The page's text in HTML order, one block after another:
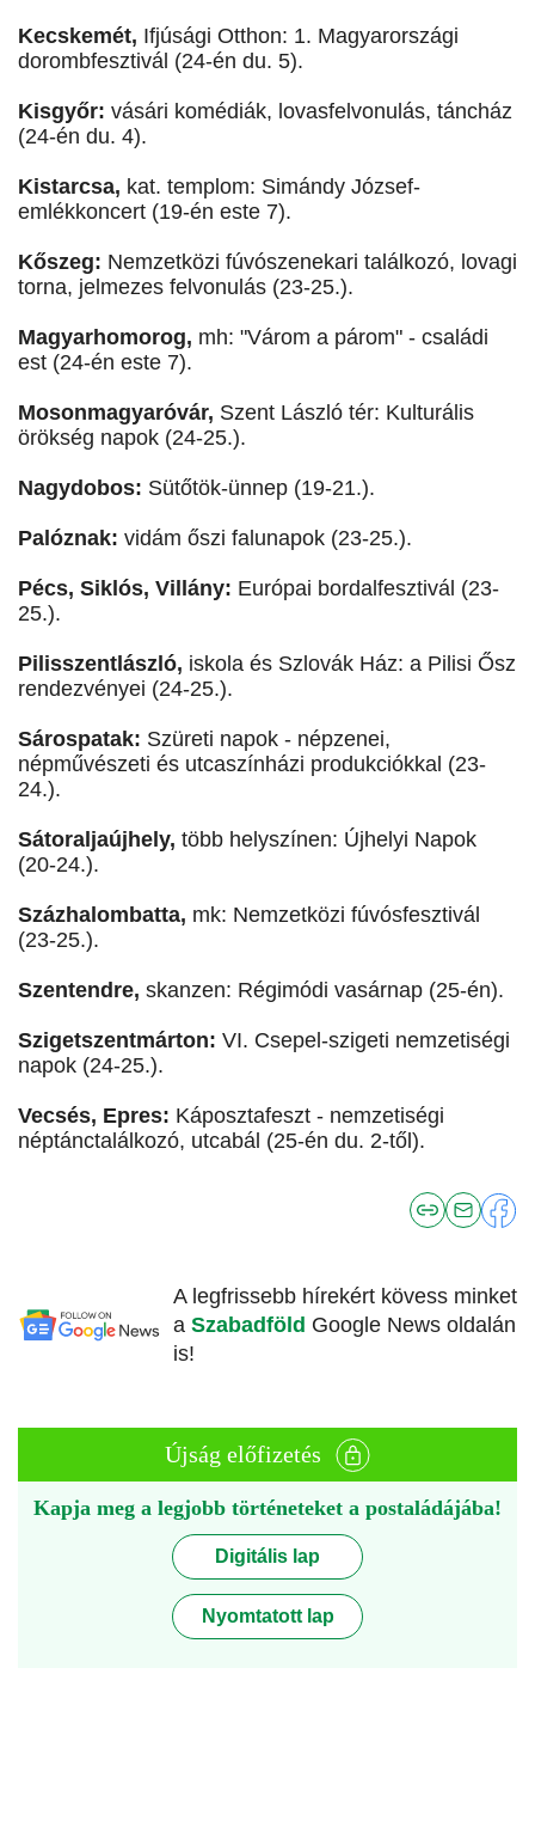
Kecskemét, Ifjúsági Otthon: 1. Magyarországi
dorombfesztivál (24-én du. 5).
Kisgyőr: vásári komédiák, lovasfelvonulás, táncház
(24-én du. 4).
Kistarcsa, kat. templom: Simándy József-
emlékkoncert (19-én este 7).
Kőszeg: Nemzetközi fúvószenekari találkozó, lovagi
torna, jelmezes felvonulás (23-25.).
Magyarhomorog, mh: "Várom a párom" - családi
est (24-én este 7).
Mosonmagyaróvár, Szent László tér: Kulturális
örökség napok (24-25.).
Nagydobos: Sütőtök-ünnep (19-21.).
Palóznak: vidám őszi falunapok (23-25.).
Pécs, Siklós, Villány: Európai bordalfesztivál (23-
25.).
Pilisszentlászló, iskola és Szlovák Ház: a Pilisi Ősz
rendezvényei (24-25.).
Sárospatak: Szüreti napok - népzenei,
népművészeti és utcaszínházi produkciókkal (23-
24.).
Sátoraljaújhely, több helyszínen: Újhelyi Napok
(20-24.).
Százhalombatta, mk: Nemzetközi fúvósfesztivál
(23-25.).
Szentendre, skanzen: Régimódi vasárnap (25-én).
Szigetszentmárton: VI. Csepel-szigeti nemzetiségi
napok (24-25.).
Vecsés, Epres: Káposztafeszt - nemzetiségi
néptánctalálkozó, utcabál (25-én du. 2-től).
A legfrissebb hírekért kövess minket
a Szabadföld Google News oldalán
is!
Újság előfizetés
Kapja meg a legjobb történeteket a postaládájába!
Digitális lap
Nyomtatott lap